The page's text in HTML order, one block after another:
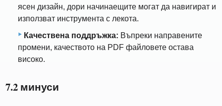
ясен дизайн, дори начинаещите могат да навигират и
използват инструмента с лекота.
Качествена поддръжка: Въпреки направените
промени, качеството на PDF файловете остава
високо.
7.2 минуси